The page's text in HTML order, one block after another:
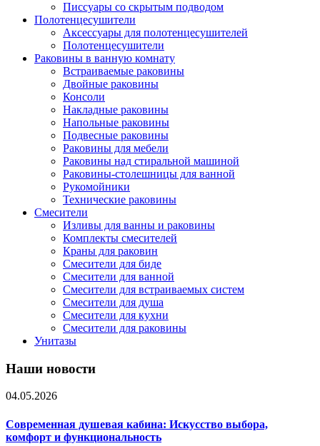
Писсуары со скрытым подводом
Полотенцесушители
Аксессуары для полотенцесушителей
Полотенцесушители
Раковины в ванную комнату
Встраиваемые раковины
Двойные раковины
Консоли
Накладные раковины
Напольные раковины
Подвесные раковины
Раковины для мебели
Раковины над стиральной машиной
Раковины-столешницы для ванной
Рукомойники
Технические раковины
Смесители
Изливы для ванны и раковины
Комплекты смесителей
Краны для раковин
Смесители для биде
Смесители для ванной
Смесители для встраиваемых систем
Смесители для душа
Смесители для кухни
Смесители для раковины
Унитазы
Наши новости
04.05.2026
Современная душевая кабина: Искусство выбора,
комфорт и функциональность